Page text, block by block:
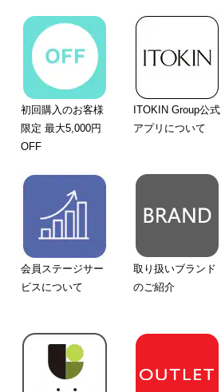
初回購入のお客様
限定 最大5,000円
OFF
ITOKIN Group公式
アプリについて
会員ステージサー
ビスについて
取り扱いブランド
のご紹介